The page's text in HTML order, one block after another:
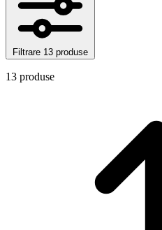
Filtrare 13 produse
13 produse